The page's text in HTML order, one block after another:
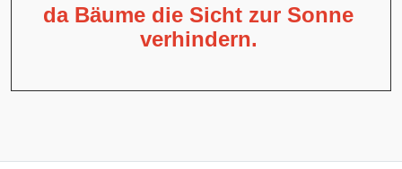
da Bäume die Sicht zur Sonne
verhindern.